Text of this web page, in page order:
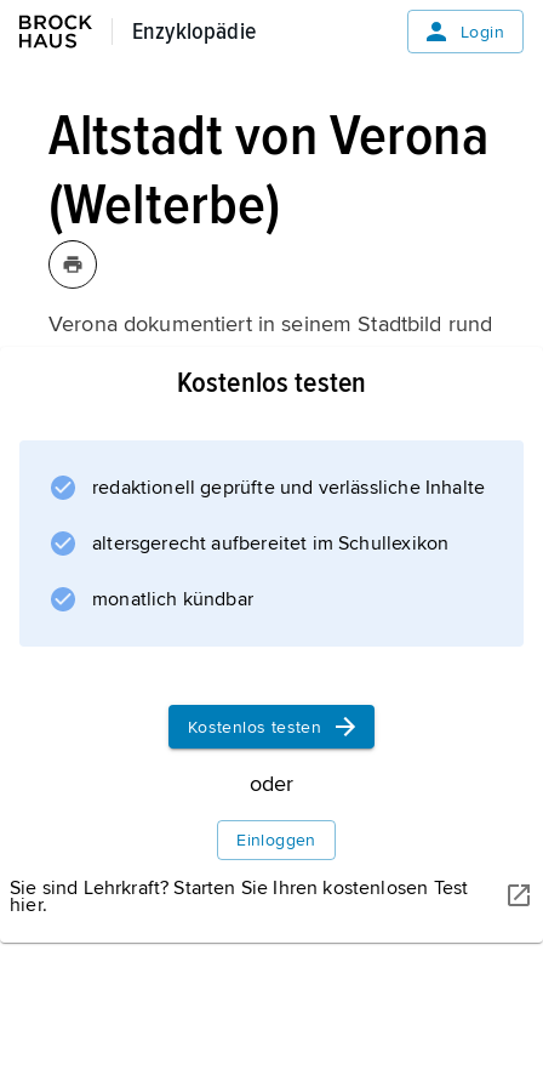
Enzyklopädie
Enzyklopädie Login
Altstadt von Verona
(Welterbe)
Verona dokumentiert in seinem Stadtbild rund
Stadt verfügt über eine Mischung aus antiken,
für etwa 22 000 Zuschauer, die historischen
Pietra, der Triumphbogen, die romanische
Kathedrale Santa Maria
Informationen zum Artikel
Kostenlos testen
redaktionell geprüfte und verlässliche Inhalte
altersgerecht aufbereitet im Schullexikon
monatlich kündbar
Kostenlos testen
oder
Einloggen
Sie sind Lehrkraft? Starten Sie Ihren kostenlosen Test
hier.